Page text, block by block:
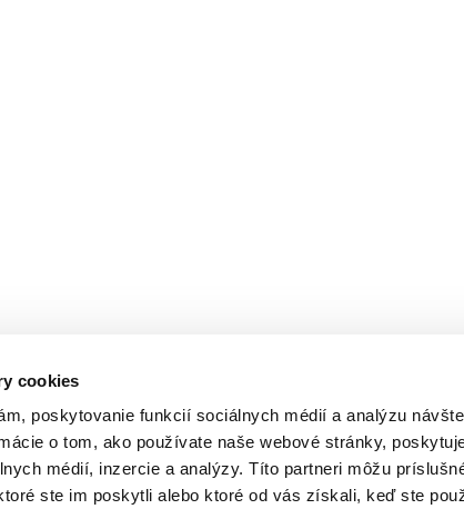
cookies
poskytovanie funkcií sociálnych médií a analýzu
o tom, ako používate naše webové stránky,
médií, inzercie a analýzy. Títo partneri môžu
ste im poskytli alebo ktoré od vás získali, keď ste
kĺbov. Starostlivo čítajte návod na použitie a informácie
Česká republika, spisová značka: C 16698 vedená na